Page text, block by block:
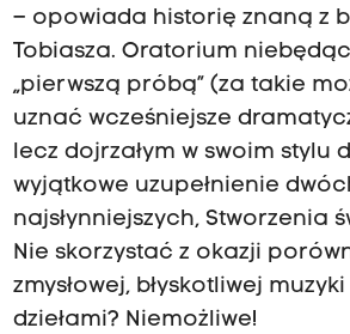
– opowiada historię znaną z
Tobiasza. Oratorium
„pierwszą próbą” (za takie
uznać wcześniejsze
lecz dojrzałym w swoim stylu
wyjątkowe uzupełnienie
najsłynniejszych, Stworzenia
Nie skorzystać z okazji
zmysłowej, błyskotliwej
dziełami? Niemożliwe!